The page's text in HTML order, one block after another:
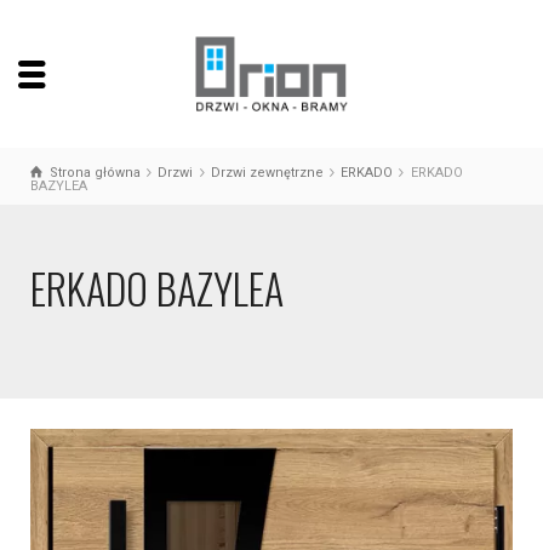
Strona główna Drzwi Drzwi zewnętrzne ERKADO
ERKADO
BAZYLEA
ERKADO BAZYLEA